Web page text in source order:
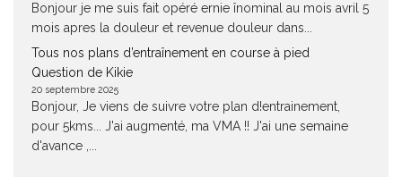
Bonjour je me suis fait opéré ernie înominal au mois avril 5
mois apres la douleur et revenue douleur dans...
Tous nos plans d’entraînement en course à pied
Question de Kikie
20 septembre 2025
Bonjour, Je viens de suivre votre plan d!entrainement,
pour 5kms... J'ai augmenté, ma VMA !! J'ai une semaine
d'avance ,...